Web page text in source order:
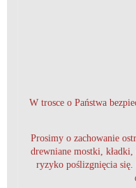
W trosce o Państwa
Prosimy o zachowanie
drewniane mostki, kładki,
ryzyko poślizgnięcia